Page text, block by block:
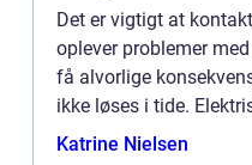
Det er vigtigt at
oplever problemer
få alvorlige
ikke løses i tide.
beskadiget elektrisk
Katrine Nielsen